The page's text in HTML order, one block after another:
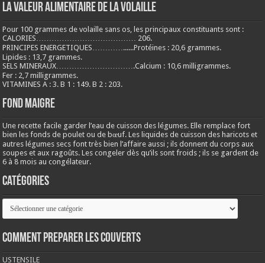
LA VALEUR ALIMENTAIRE DE LA VOLAILLE
Pour 100 grammes de volaille sans os, les principaux constituants sont :
CALORIES………………………………… 206.
PRINCIPES ENERGETIQUES…………......Protéines : 20,6 grammes.
Lipides : 13,7 grammes.
SELS MINERAUX………………………….Calcium : 10,6 milligrammes.
Fer : 2,7 milligrammes.
VITAMINES A : 3. B 1 : 149. B 2 : 203.
Fond maigre
Une recette facile garder l’eau de cuisson des légumes. Elle remplace fort
bien les fonds de poulet ou de bœuf. Les liquides de cuisson des haricots et
autres légumes secs font très bien l’affaire aussi ; ils donnent du corps aux
soupes et aux ragoûts. Les congeler dès qu’ils sont froids ; ils se gardent de
6 à 8 mois au congélateur.
Catégories
Catégories
COMMENT PREPARER LES COUVERTS
USTENSILE